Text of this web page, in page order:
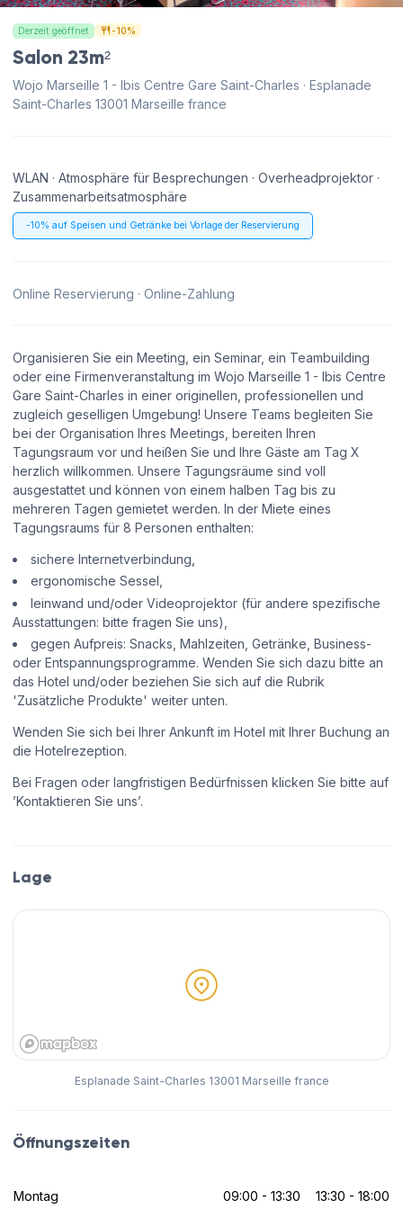
Derzeit geöffnet -10%
Salon 23m²
Wojo Marseille 1 - Ibis Centre Gare Saint-Charles · Esplanade
Saint-Charles 13001 Marseille france
WLAN · Atmosphäre für Besprechungen · Overheadprojektor ·
Zusammenarbeitsatmosphäre
-10% auf Speisen und Getränke bei Vorlage der Reservierung
Online Reservierung · Online-Zahlung
Organisieren Sie ein Meeting, ein Seminar, ein Teambuilding
oder eine Firmenveranstaltung im Wojo Marseille 1 - Ibis Centre
Gare Saint-Charles in einer originellen, professionellen und
zugleich geselligen Umgebung! Unsere Teams begleiten Sie
bei der Organisation Ihres Meetings, bereiten Ihren
Tagungsraum vor und heißen Sie und Ihre Gäste am Tag X
herzlich willkommen. Unsere Tagungsräume sind voll
ausgestattet und können von einem halben Tag bis zu
mehreren Tagen gemietet werden. In der Miete eines
Tagungsraums für 8 Personen enthalten:
sichere Internetverbindung,
ergonomische Sessel,
leinwand und/oder Videoprojektor (für andere spezifische
Ausstattungen: bitte fragen Sie uns),
gegen Aufpreis: Snacks, Mahlzeiten, Getränke, Business-
oder Entspannungsprogramme. Wenden Sie sich dazu bitte an
das Hotel und/oder beziehen Sie sich auf die Rubrik
'Zusätzliche Produkte' weiter unten.
Wenden Sie sich bei Ihrer Ankunft im Hotel mit Ihrer Buchung an
die Hotelrezeption.
Bei Fragen oder langfristigen Bedürfnissen klicken Sie bitte auf
’Kontaktieren Sie uns’.
Lage
Esplanade Saint-Charles 13001 Marseille france
Öffnungszeiten
Montag 09:00 - 13:30 13:30 - 18:00